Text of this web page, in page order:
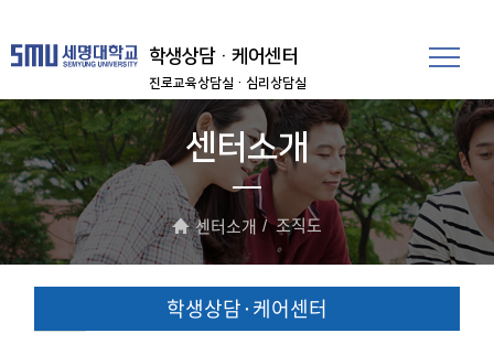
학생상담·케어센터
진로교육상담실 ·심리상담실
센터소개
센터소개 조직도
학생상담·케어센터